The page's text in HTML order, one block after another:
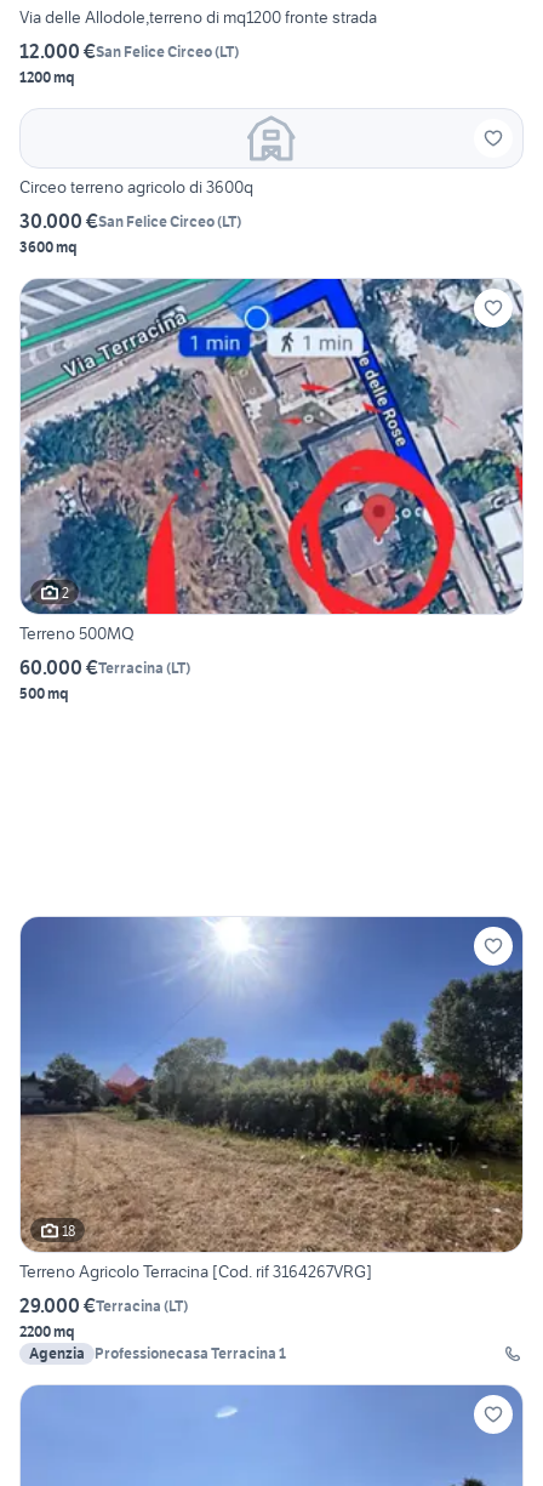
Via delle Allodole,terreno di mq1200 fronte strada
12.000 €San Felice Circeo(LT)
1200 mq
Circeo terreno agricolo di 3600q
30.000 €San Felice Circeo(LT)
3600 mq
2
Terreno 500MQ
60.000 €Terracina (LT)
500 mq
18
Terreno Agricolo Terracina [Cod. rif 3164267VRG]
29.000 €Terracina (LT)
2200 mq
Agenzia
Professionecasa Terracina 1